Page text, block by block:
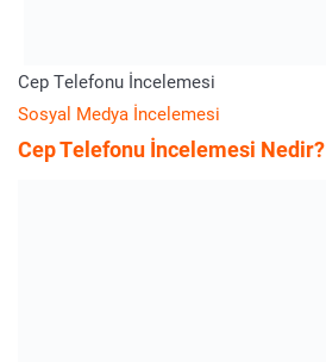
Cep Telefonu İncelemesi
Sosyal Medya İncelemesi
Cep Telefonu İncelemesi Nedir?